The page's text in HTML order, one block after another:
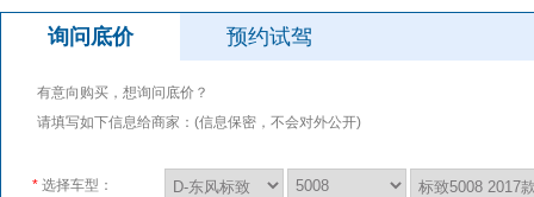
询问底价 预约试驾
有意向购买，想询问底价？
请填写如下信息给商家：(信息保密，不会对外公开)
* 选择车型：